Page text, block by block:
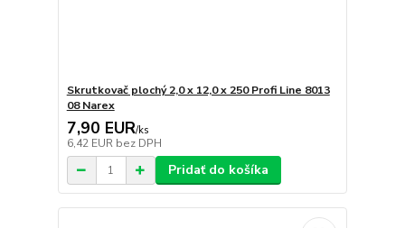
Skrutkovač plochý 2,0 x 12,0 x 250 Profi Line 8013
08 Narex
7,90 EUR/ks
6,42 EUR bez DPH
Pridať do košíka